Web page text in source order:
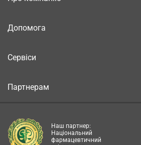
Допомога
Сервіси
Партнерам
Наш партнер:
Національний
фармацевтичний